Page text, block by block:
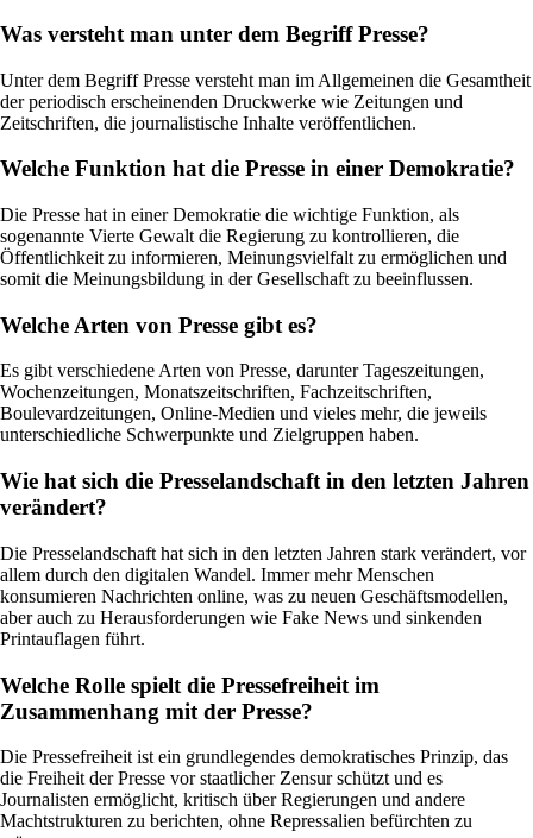
Was versteht man unter dem Begriff Presse?
Unter dem Begriff Presse versteht man im Allgemeinen die Gesamtheit
der periodisch erscheinenden Druckwerke wie Zeitungen und
Zeitschriften, die journalistische Inhalte veröffentlichen.
Welche Funktion hat die Presse in einer Demokratie?
Die Presse hat in einer Demokratie die wichtige Funktion, als
sogenannte Vierte Gewalt die Regierung zu kontrollieren, die
Öffentlichkeit zu informieren, Meinungsvielfalt zu ermöglichen und
somit die Meinungsbildung in der Gesellschaft zu beeinflussen.
Welche Arten von Presse gibt es?
Es gibt verschiedene Arten von Presse, darunter Tageszeitungen,
Wochenzeitungen, Monatszeitschriften, Fachzeitschriften,
Boulevardzeitungen, Online-Medien und vieles mehr, die jeweils
unterschiedliche Schwerpunkte und Zielgruppen haben.
Wie hat sich die Presselandschaft in den letzten Jahren
verändert?
Die Presselandschaft hat sich in den letzten Jahren stark verändert, vor
allem durch den digitalen Wandel. Immer mehr Menschen
konsumieren Nachrichten online, was zu neuen Geschäftsmodellen,
aber auch zu Herausforderungen wie Fake News und sinkenden
Printauflagen führt.
Welche Rolle spielt die Pressefreiheit im
Zusammenhang mit der Presse?
Die Pressefreiheit ist ein grundlegendes demokratisches Prinzip, das
die Freiheit der Presse vor staatlicher Zensur schützt und es
Journalisten ermöglicht, kritisch über Regierungen und andere
Machtstrukturen zu berichten, ohne Repressalien befürchten zu